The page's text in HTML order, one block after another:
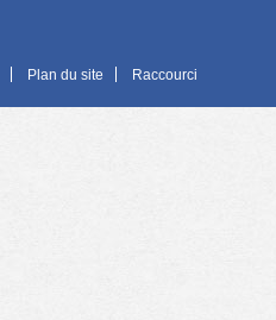
Plan du site Raccourci